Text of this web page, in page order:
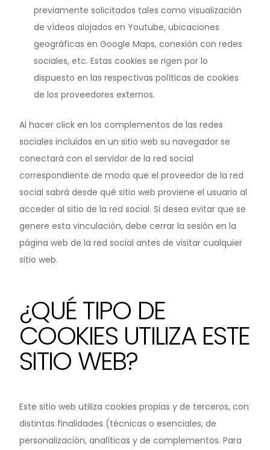
previamente solicitados tales como visualización
de vídeos alojados en Youtube, ubicaciones
geográficas en Google Maps, conexión con redes
sociales, etc. Estas cookies se rigen por lo
dispuesto en las respectivas políticas de cookies
de los proveedores externos.
Al hacer click en los complementos de las redes
sociales incluidos en un sitio web su navegador se
conectará con el servidor de la red social
correspondiente de modo que el proveedor de la red
social sabrá desde qué sitio web proviene el usuario al
acceder al sitio de la red social. Si desea evitar que se
genere esta vinculación, debe cerrar la sesión en la
página web de la red social antes de visitar cualquier
sitio web.
¿QUÉ TIPO DE
COOKIES UTILIZA ESTE
SITIO WEB?
Este sitio web utiliza cookies propias y de terceros, con
distintas finalidades (técnicas o esenciales, de
personalización, analíticas y de complementos. Para